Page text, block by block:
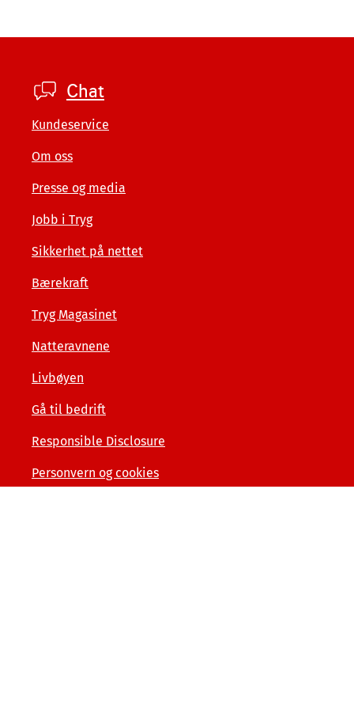
Footer
private
Chat
Kundeservice
Om oss
Presse og media
Jobb i Tryg
Sikkerhet på nettet
Bærekraft
Tryg Magasinet
Natteravnene
Livbøyen
Gå til bedrift
Responsible Disclosure
Personvern og cookies